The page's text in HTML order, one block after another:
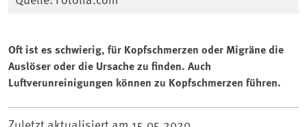
Oft ist es schwierig, für Kopfschmerzen oder Migräne die
Auslöser oder die Ursache zu finden. Auch
Luftverunreinigungen können zu Kopfschmerzen führen.